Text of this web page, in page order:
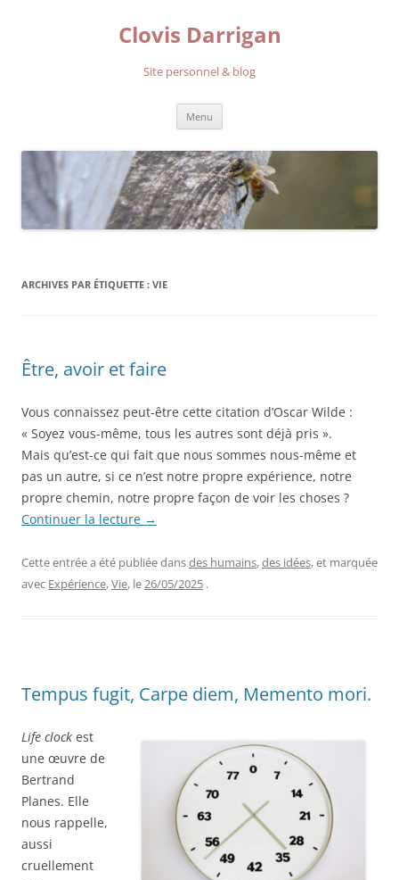
Clovis Darrigan
Site personnel & blog
Menu
ARCHIVES PAR ÉTIQUETTE : VIE
Être, avoir et faire
Vous connaissez peut-être cette citation d’Oscar Wilde :
« Soyez vous-même, tous les autres sont déjà pris ».
Mais qu’est-ce qui fait que nous sommes nous-même et
pas un autre, si ce n’est notre propre expérience, notre
propre chemin, notre propre façon de voir les choses ?
Continuer la lecture →
Cette entrée a été publiée dansdes humains,des idées, et marquée
avec Expérience,Vie, le26/05/2025 .
Tempus fugit, Carpe diem, Memento mori.
Life clock est
une œuvre de
Bertrand
Planes. Elle
nous rappelle,
aussi
cruellement